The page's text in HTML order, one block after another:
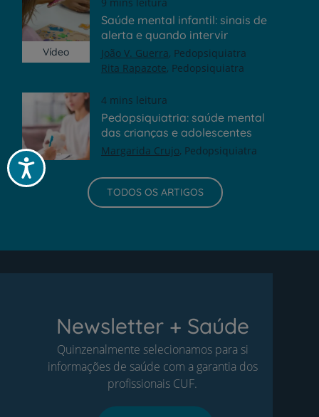
Acessibilidade
Vídeo
Saúde mental infantil: sinais de
alerta e quando intervir
João V. Guerra Pedopsiquiatra
Rita Rapazote Pedopsiquiatra
4 mins leitura
Pedopsiquiatria: saúde mental
das crianças e adolescentes
Margarida Crujo Pedopsiquiatra
TODOS OS ARTIGOS
Newsletter + Saúde
Quinzenalmente selecionamos para si
informações de saúde com a garantia dos
profissionais CUF.